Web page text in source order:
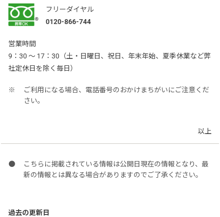
フリーダイヤル
0120-866-744
営業時間
9：30 ～ 17：30（土・日曜日、祝日、年末年始、夏季休業など弊
社定休日を除く毎日）
ご利用になる場合、電話番号のおかけまちがいにご注意くだ
さい。
以上
こちらに掲載されている情報は公開日現在の情報となり、最
新の情報とは異なる場合がありますのでご了承ください。
過去の更新日